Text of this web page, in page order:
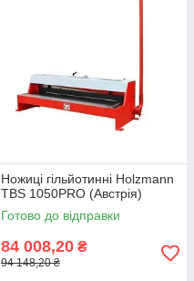
Ножиці гільйотинні Holzmann
TBS 1050PRO (Австрія)
Готово до відправки
84 008,20 ₴
94 148,20 ₴